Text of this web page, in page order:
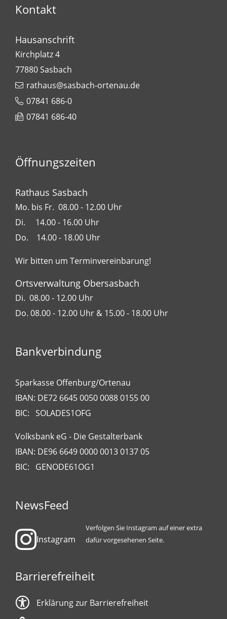
Kontakt
Hausanschrift
Kirchplatz 4
77880Sasbach
rathaus@sasbach-ortenau.de
07841 686-0
07841 686-40
Öffnungszeiten
Rathaus Sasbach
Mo. bis Fr. 08.00 - 12.00 Uhr
Di. 14.00 - 16.00 Uhr
Do. 14.00 - 18.00 Uhr
Wir bitten um Terminvereinbarung!
Ortsverwaltung Obersasbach
Di. 08.00 - 12.00 Uhr
Do. 08.00 - 12.00 Uhr & 15.00 - 18.00 Uhr
Bankverbindung
Sparkasse Offenburg/Ortenau
IBAN: DE72 6645 0050 0088 0155 00
BIC: SOLADES1OFG
Volksbank eG - Die Gestalterbank
IBAN: DE96 6649 0000 0013 0137 05
BIC: GENODE61OG1
NewsFeed
Instagram
Verfolgen Sie Instagram auf einer extra
dafür vorgesehenen Seite.
Barrierefreiheit
Erklärung zur Barrierefreiheit